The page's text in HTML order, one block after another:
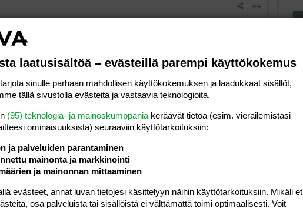
#4
kylläkin ollut isoja mutta vauvanpaino-arviot ovat
eivät ole päässeet tunnustelemaan vauvaa kunnolla.
Vastaa
pieni. siskollani sama juttu hänellä 3 raskautta takana.
aikaa 2viikkoa ei hänen kaverit meinannu uskoa
hoikka joten luulis erottavan suurinpiirtein missä
Vastaa
laatusisältöä – evästeillä parempi käyttökokemus
sinulle parhaan mahdollisen käyttökokemuksen ja laadukkaat sisällöt,
tällä sivustolla evästeitä ja vastaavia teknologioita.
(95) teknologia- ja mainoskumppania keräävät tietoa (esim. vierailemis­tasi
ominaisuuk­sista) seuraaviin käyttötarkoituksiin:
ja palveluiden parantaminen
mainonta ja markkinointi
ja mainonnan mittaaminen
evästeet, annat luvan tietojesi käsittelyyn näihin käyttötarkoituksiin. Mikäli et
osa palveluista tai sisällöistä ei välttämättä toimi optimaalisesti. Voit